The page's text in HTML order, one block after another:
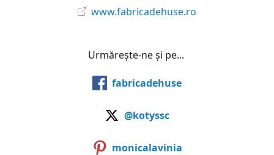
www.fabricadehuse.ro
Urmărește-ne și pe...
fabricadehuse
@kotyssc
monicalavinia